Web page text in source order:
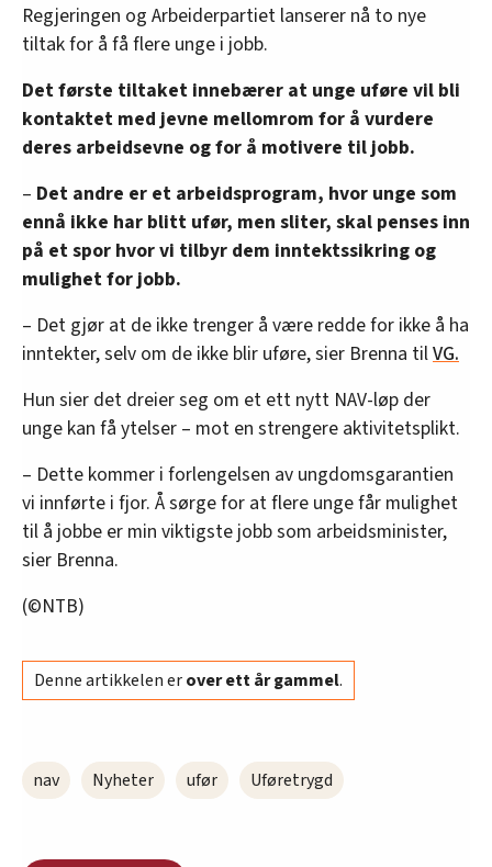
Regjeringen og Arbeiderpartiet lanserer nå to nye
tiltak for å få flere unge i jobb.
Det første tiltaket innebærer at unge uføre vil bli
kontaktet med jevne mellomrom for å vurdere
deres arbeidsevne og for å motivere til jobb.
– Det andre er et arbeidsprogram, hvor unge som
ennå ikke har blitt ufør, men sliter, skal penses inn
på et spor hvor vi tilbyr dem inntektssikring og
mulighet for jobb.
– Det gjør at de ikke trenger å være redde for ikke å ha
inntekter, selv om de ikke blir uføre, sier Brenna tilVG.
Hun sier det dreier seg om et ett nytt NAV-løp der
unge kan få ytelser – mot en strengere aktivitetsplikt.
– Dette kommer i forlengelsen av ungdomsgarantien
vi innførte i fjor. Å sørge for at flere unge får mulighet
til å jobbe er min viktigste jobb som arbeidsminister,
sier Brenna.
(©NTB)
Denne artikkelen erover ett år gammel.
nav Nyheter ufør Uføretrygd